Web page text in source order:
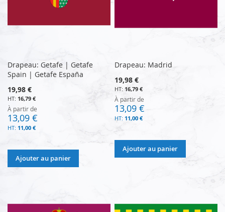
Drapeau: Getafe | Getafe
Spain | Getafe España
19,98 €
16,79 €
À partir de
13,09 €
11,00 €
Ajouter au panier
Drapeau: Madrid
19,98 €
16,79 €
À partir de
13,09 €
11,00 €
Ajouter au panier